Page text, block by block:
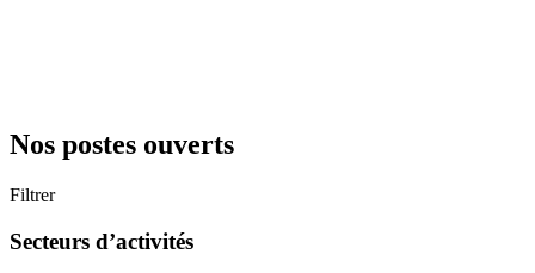
Nos postes ouverts
Filtrer
Secteurs d’activités